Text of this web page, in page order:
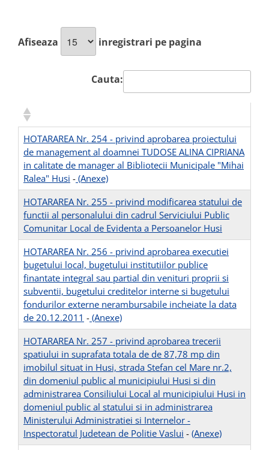
Afiseaza inregistrari pe pagina
Cauta:
HOTARAREA Nr. 254 - privind aprobarea proiectului
de management al doamnei TUDOSE ALINA CIPRIANA
in calitate de manager al Bibliotecii Municipale "Mihai
Ralea" Husi - (Anexe)
HOTARAREA Nr. 255 - privind modificarea statului de
functii al personalului din cadrul Serviciului Public
Comunitar Local de Evidenta a Persoanelor Husi
HOTARAREA Nr. 256 - privind aprobarea executiei
bugetului local, bugetului institutiilor publice
finantate integral sau partial din venituri proprii si
subventii, bugetului creditelor interne si bugetului
fondurilor externe nerambursabile incheiate la data
de 20.12.2011 - (Anexe)
HOTARAREA Nr. 257 - privind aprobarea trecerii
spatiului in suprafata totala de de 87,78 mp din
imobilul situat in Husi, strada Stefan cel Mare nr.2,
din domeniul public al municipiului Husi si din
administrarea Consiliului Local al municipiului Husi in
domeniul public al statului si in administrarea
Ministerului Administratiei si Internelor -
Inspectoratul Judetean de Politie Vaslui - (Anexe)